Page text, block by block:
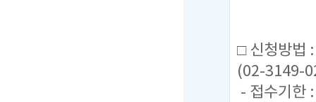
□ 신청방법
(02-3149-
- 접수기한